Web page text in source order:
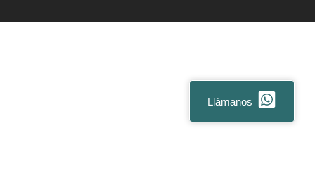
Llámanos